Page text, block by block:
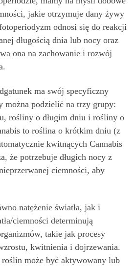
jakie otrzymuje dany żywy
odnosi się do reakcji
długością dnia lub nocy oraz
ona na zachowanie i rozwój
ma swój specyficzny
można podzielić na trzy grupy:
rośliny o długim dniu i rośliny o
to roślina o krótkim dniu (z
kwitnących Cannabis
że ​​potrzebuje długich nocy z
ciemności, aby
natężenie światła, jak i
ciemności determinują
takie jak procesy
kwitnienia i dojrzewania.
może być aktywowany lub